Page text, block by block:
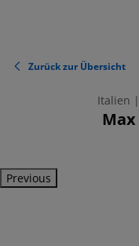
Zurück zur Übersicht
Italien
Previous